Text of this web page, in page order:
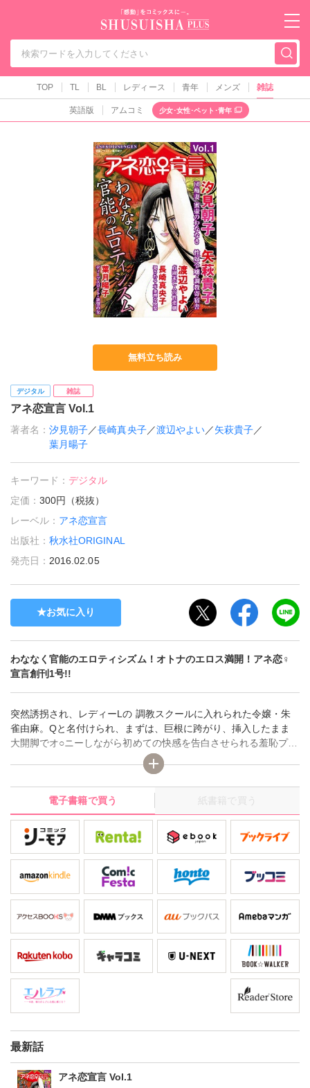
秋水社PLUS（テ
TOP TL BL レディース 青年 メンズ 雑誌
英語版 アムコミ 少女･女性･ペット･青年
無料立ち読み
デジタル 雑誌
アネ恋宣言 Vol.1
著者名：汐見朝子／長崎真央子／渡辺やよい／矢萩貴子／
葉月暘子
キーワード：デジタル
定価：300円（税抜）
レーベル： アネ恋宣言
出版社：秋水社ORIGINAL
発売日： 2016.02.05
お気に入り
わななく官能のエロティシズム！オトナのエロス満開！アネ恋♀
宣言創刊1号!!
突然誘拐され、レディーLの 調教スクールに入れられた令嬢・朱
雀由麻。Qと名付けられ、まずは、巨根に跨がり、挿入したまま
大開脚でオ○ニーしながら初めての快感を告白させられる羞恥プレ
イ!! 「初めての快感は鉄の手すりでしたわ。跨がって遊んでいた
らキモチ良くて。それをある日運転手に見られて弄られて、指と
か入れられてコスられて!! ハメたらすっごく良くて!!」話しなが
らイッてしまうQ。その後は、フ○ラで射精させるまで激しくムチ
打たれ、背後からズッポリ。溢れる愛液と陰唇の具合の良さを美
青年・紫堂に見初められ専属奴隷になる事に!! 証としてアソコに
紫堂の名前を刺青!! 痛いけど嬉しい!! 聖水飲み干し靴にキス!!
「私は貴男の忠実な肉奴隷」…。 ――「性奴令嬢 調教寄宿
舎」（矢萩貴子）ほか、淫靡な愛と性の競演、デジタル雑誌アネ
電子書籍で買う 紙書籍で買う
最新話
アネ恋宣言 Vol.1